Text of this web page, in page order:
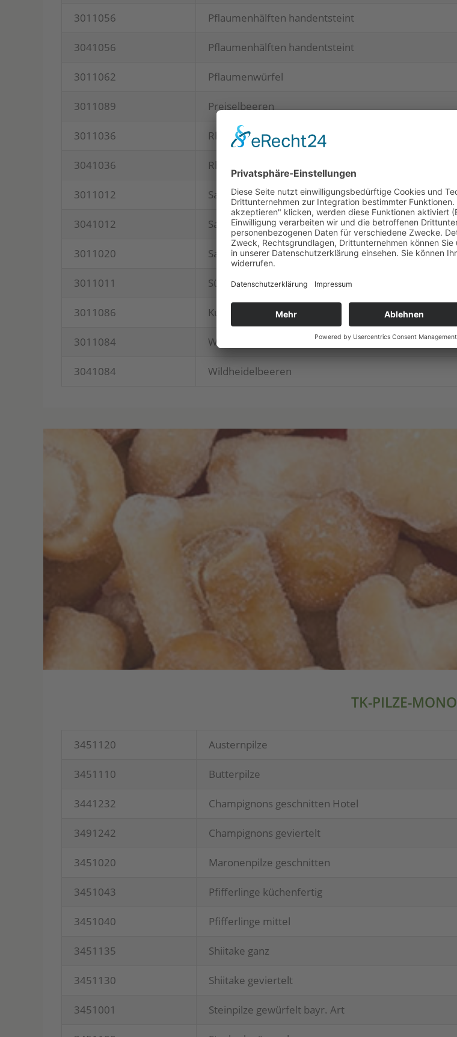
3011056 Pflau­men­hälf­ten handentsteint
3041056 Pflau­men­hälf­ten handentsteint
3011062 Pflau­men­wür­fel
3011089 Prei­sel­bee­ren
3011036 Rha­bar­ber rotkochend
3041036 Rha­bar­ber rotkochend
3011012 Sau­er­kir­schen
3041012 Sau­er­kir­schen
3011020 Sau­er­kir­schen
3011011 Süß­kir­schen
3011086 Kul­tur­hei­del­bee­ren
3011084 Wild­hei­del­bee­ren
3041084 Wild­hei­del­bee­ren
TK-PILZE-MONO
3451120 Aus­tern­pil­ze
3451110 But­ter­pil­ze
3441232 Cham­pi­gnons geschnit­ten Hotel
3491242 Cham­pi­gnons geviertelt
3451020 Maro­nen­pil­ze geschnitten
3451043 Pfif­fer­lin­ge küchenfertig
3451040 Pfif­fer­lin­ge mittel
3451135 Shii­ta­ke ganz
3451130 Shii­ta­ke geviertelt
3451001 Stein­pil­ze gewür­felt bayr. Art